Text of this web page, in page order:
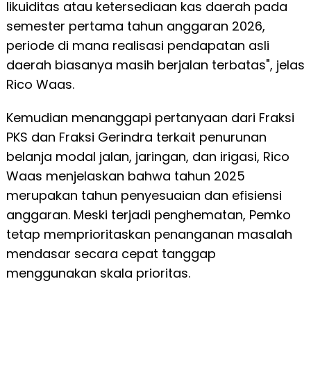
likuiditas atau ketersediaan kas daerah pada
semester pertama tahun anggaran 2026,
periode di mana realisasi pendapatan asli
daerah biasanya masih berjalan terbatas", jelas
Rico Waas.
Kemudian menanggapi pertanyaan dari Fraksi
PKS dan Fraksi Gerindra terkait penurunan
belanja modal jalan, jaringan, dan irigasi, Rico
Waas menjelaskan bahwa tahun 2025
merupakan tahun penyesuaian dan efisiensi
anggaran. Meski terjadi penghematan, Pemko
tetap memprioritaskan penanganan masalah
mendasar secara cepat tanggap
menggunakan skala prioritas.